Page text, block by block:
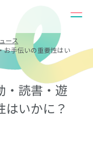
ース
お手伝いの重要性はい
・読書・遊
いかに？